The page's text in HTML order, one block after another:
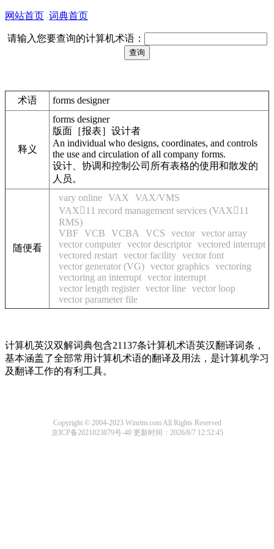
网站首页 词典首页
请输入您要查询的计算机术语：
术语 forms designer
释义
forms designer
版面［报表］设计者
An individual who designs, coordinates, and controls
the use and circulation of all company forms.
设计、协调和控制公司所有表格的使用和散发的
人员。
随便看
vary online VAX
VAX/VMS
VAX11 record management services (VAX11
RMS)
VBF VCB VCBA VCS vector vector array
vector computer vector descriptor vectored interrupt
vectored restart vector facility vector font
vector generator (VG) vector graphics vectoring
vectoring an interrupt vector interrupt
vector length register vector line vector loop
vector parameter file
计算机英汉双解词典包含21137条计算机术语英汉翻译词条，
基本涵盖了全部常用计算机术语的翻译及用法，是计算机学习
及翻译工作的有利工具。
Copyright © 2004-2023 Winrtm.com All Rights Reserved
京ICP备2021023879号-40 更新时间：2026/8/7 12:52:45